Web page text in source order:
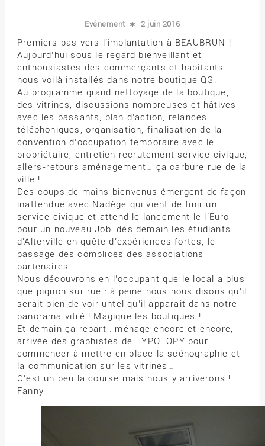
Evénement 2 juin 2016
Premiers pas vers l’implantation à BEAUBRUN !
Aujourd’hui sous le regard bienveillant et
enthousiastes des commerçants et habitants
nous voilà installés dans notre boutique QG.
Au programme grand nettoyage de la boutique,
des vitrines, discussions nombreuses et hâtives
avec les passants, plan d’action, relances
téléphoniques, organisation, finalisation de la
convention d’occupation temporaire avec le
propriétaire, entretien recrutement service civique,
allers-retours aménagement… ça carbure rue de la
ville !
Des coups de mains bienvenus émergent de façon
inattendue avec Nadège qui vient de finir un
service civique et attend le lancement le l’Euro
pour un nouveau Job, dès demain les étudiants
d’Alterville en quête d’expériences fortes, le
passage des complices des associations
partenaires…
Nous découvrons en l’occupant que le local a plus
que pignon sur rue : à peine nous nous disons qu’il
serait bien de voir untel qu’il apparait dans notre
panorama vitré ! Magique les boutiques !
Et demain ça repart : ménage encore et encore,
arrivée des graphistes de TYPOTOPY pour
commencer à mettre en place la scénographie et
la communication sur les vitrines…
C’est un peu la course mais nous y arriverons !
Fanny